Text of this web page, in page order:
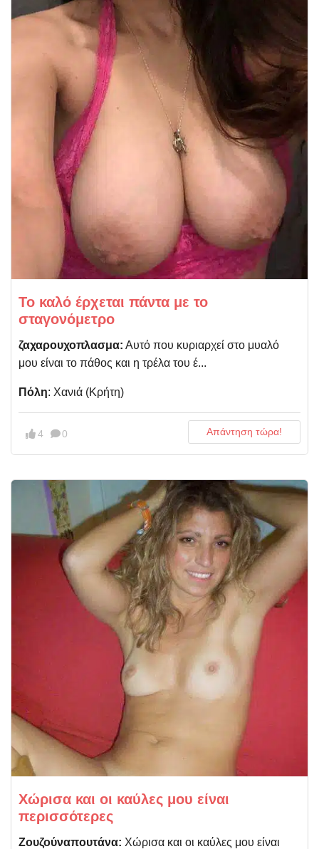
Το καλό έρχεται πάντα με το
σταγονόμετρο
ζαχαρουχοπλασμα: Αυτό που κυριαρχεί στο μυαλό
μου είναι το πάθος και η τρέλα του έ...
Πόλη: Χανιά (Κρήτη)
4 0 Απάντηση τώρα!
Χώρισα και οι καύλες μου είναι
περισσότερες
Ζουζούναπουτάνα: Χώρισα και οι καύλες μου είναι